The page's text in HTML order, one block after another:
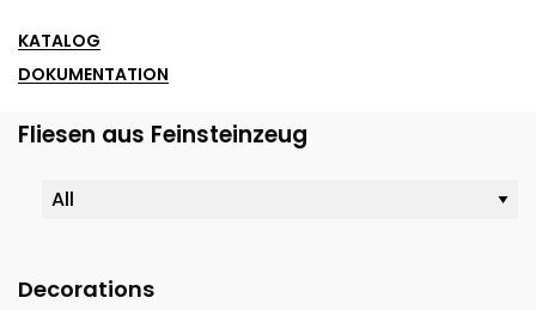
KATALOG
DOKUMENTATION
Fliesen aus Feinsteinzeug
Decorations